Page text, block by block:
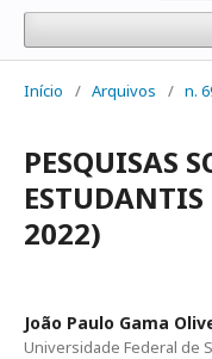
Início / Arquivos / n.
PESQUISAS
2022)
João Paulo Gama
Universidade Federal de